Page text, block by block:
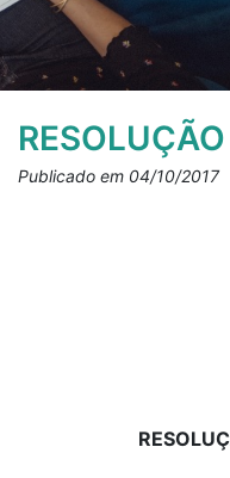
Publicado em 04/10/2017